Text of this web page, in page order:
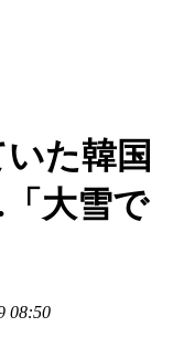
た韓国
大雪で
08:50